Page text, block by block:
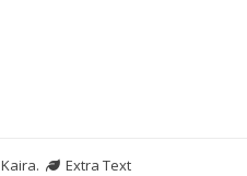
Kaira.
Extra Text